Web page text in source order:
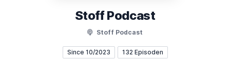
Stoff Podcast
Stoff Podcast
Since 10/2023 132 Episoden